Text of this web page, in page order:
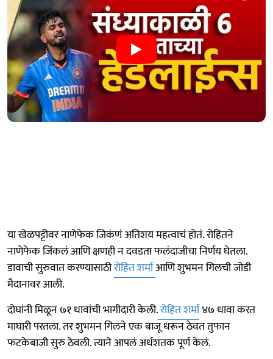
या खेळपट्टीवर नाणेफेक जिकंणं अतिशय महत्वाचं होतं. रोहितने
नाणेफेक जिंकलं आणि क्षणही न दवडता फलंदाजीचा निर्णय घेतला.
डावाची सुरुवात करण्यासाठीरोहित शर्माआणि शुभमन गिलची जोडी
मैदानावर आली.
दोघांनी मिळून ७१ धावांची भागीदारी केली.रोहित शर्मा४७ धावा करत
माघारी परतला. तर शुभमन गिलने एक बाजू धरून ठेवत तुफान
फटकेबाजी सुरु ठेवली. त्याने आपलं अर्धशतक पूर्ण केलं.